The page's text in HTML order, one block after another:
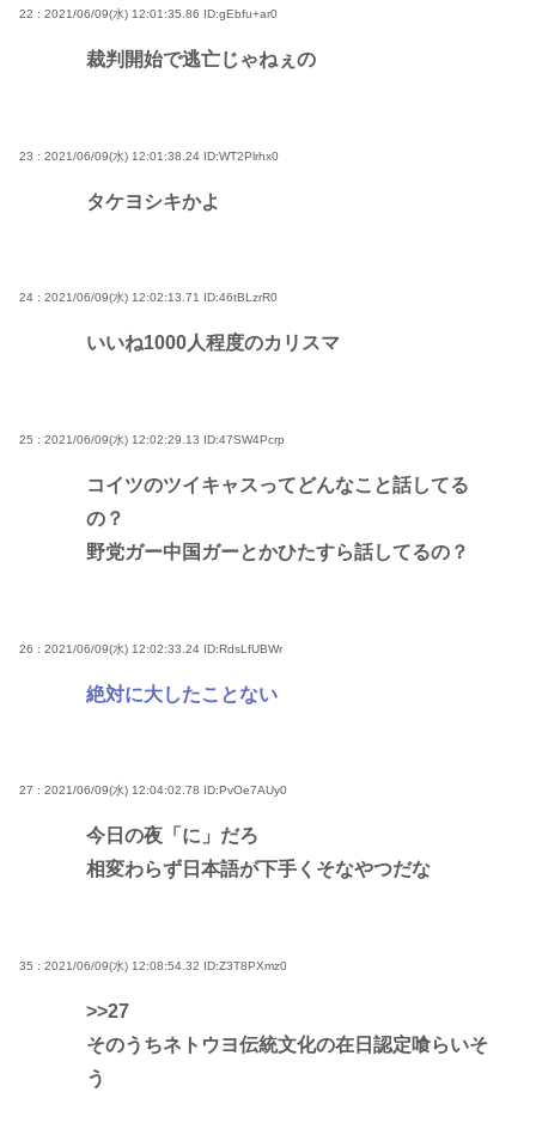
22 : 2021/06/09(水) 12:01:35.86 ID:gEbfu+ar0
裁判開始で逃亡じゃねぇの
23 : 2021/06/09(水) 12:01:38.24 ID:WT2Plrhx0
タケヨシキかよ
24 : 2021/06/09(水) 12:02:13.71 ID:46tBLzrR0
いいね1000人程度のカリスマ
25 : 2021/06/09(水) 12:02:29.13 ID:47SW4Pcrp
コイツのツイキャスってどんなこと話してる
の？
野党ガー中国ガーとかひたすら話してるの？
26 : 2021/06/09(水) 12:02:33.24 ID:RdsLfUBWr
絶対に大したことない
27 : 2021/06/09(水) 12:04:02.78 ID:PvOe7AUy0
今日の夜「に」だろ
相変わらず日本語が下手くそなやつだな
35 : 2021/06/09(水) 12:08:54.32 ID:Z3T8PXmz0
>>27
そのうちネトウヨ伝統文化の在日認定喰らいそ
う